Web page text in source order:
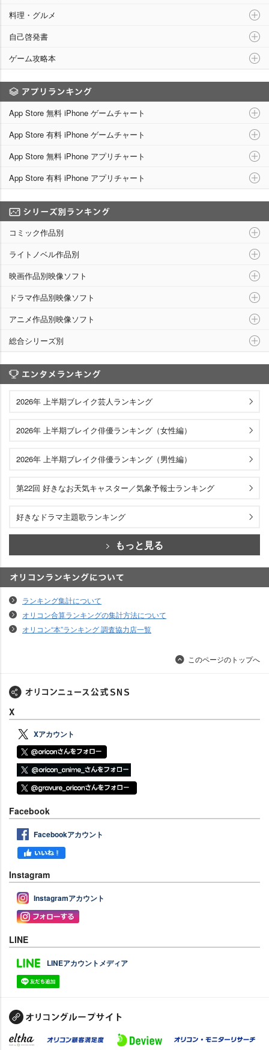
料理・グルメ
自己啓発書
ゲーム攻略本
App Store 無料 iPhone ゲームチャート
App Store 有料 iPhone ゲームチャート
App Store 無料 iPhone アプリチャート
App Store 有料 iPhone アプリチャート
コミック作品別
ライトノベル作品別
映画作品別映像ソフト
ドラマ作品別映像ソフト
アニメ作品別映像ソフト
総合シリーズ別
2026年 上半期ブレイク芸人ランキング
2026年 上半期ブレイク俳優ランキング（女性編）
2026年 上半期ブレイク俳優ランキング（男性編）
第22回 好きなお天気キャスター／気象予報士ランキング
好きなドラマ主題歌ランキング
もっと見る
ランキング集計について
オリコン合算ランキングの集計方法について
オリコン“本”ランキング 調査協力店一覧
このページのトップへ
X
Xアカウント
Facebook
Facebookアカウント
Instagram
Instagramアカウント
LINE
LINEアカウントメディア